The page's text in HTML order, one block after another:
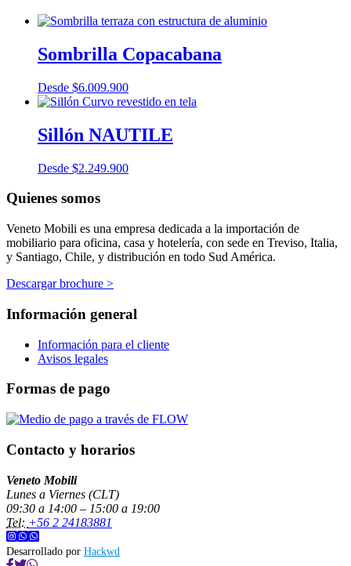
Sombrilla Copacabana
Desde $6.009.900
Sillón NAUTILE
Desde $2.249.900
Quienes somos
Veneto Mobili es una empresa dedicada a la importación de
mobiliario para oficina, casa y hotelería, con sede en Treviso, Italia,
y Santiago, Chile, y distribución en todo Sud América.
Descargar brochure >
Información general
Información para el cliente
Avisos legales
Formas de pago
Contacto y horarios
Veneto Mobili
Lunes a Viernes (CLT)
09:30 a 14:00 – 15:00 a 19:00
Tel: +56 2 24183881
Desarrollado por Hackwd